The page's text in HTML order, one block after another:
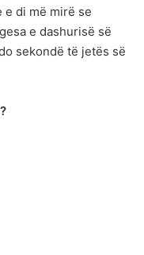
di më mirë se
e dashurisë së
sekondë të jetës së